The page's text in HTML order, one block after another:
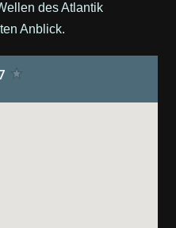
des Atlantik
Anblick.